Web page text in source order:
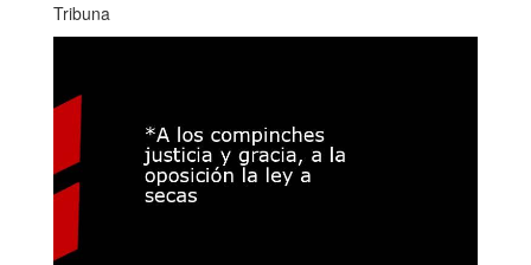
Tribuna